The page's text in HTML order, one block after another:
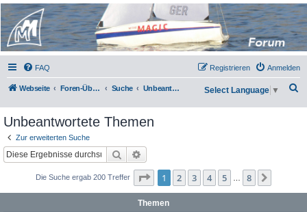
Micro Magic Forum
Deutschland
FAQ Anmelden
Registrieren
Webseite Foren-Übersicht Suche Unbeantwortete Themen Select Language ▼
Unbeantwortete Themen
Zur erweiterten Suche
Suche
Die Suche ergab 200 Treffer Seite 1von
1 2 3 4 5 8
Themen